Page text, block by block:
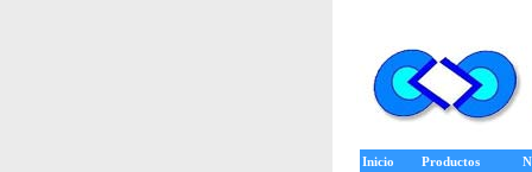
Inicio Productos